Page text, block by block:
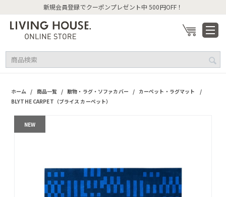
新規会員登録でクーポンプレゼント中 500円OFF！
ホーム / 商品一覧 / 敷物・ラグ・ソファカバー / カーペット・ラグマット /
BLYTHE CARPET（ブライス カーペット）
NEW